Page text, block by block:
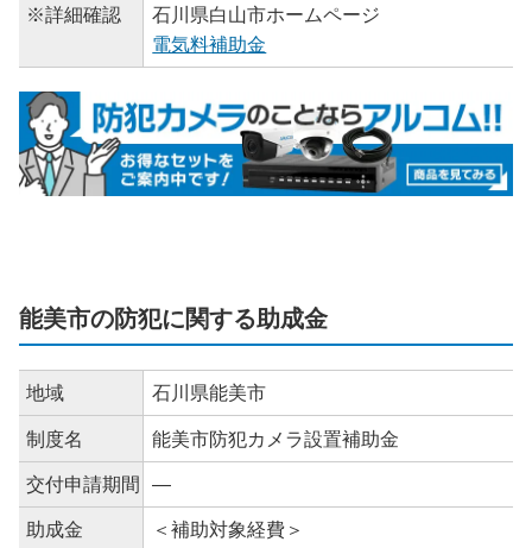
※詳細確認
石川県白山市ホームページ
電気料補助金
能美市の防犯に関する助成金
地域 石川県能美市
制度名 能美市防犯カメラ設置補助金
交付申請期間 ―
助成金
＜補助対象経費＞